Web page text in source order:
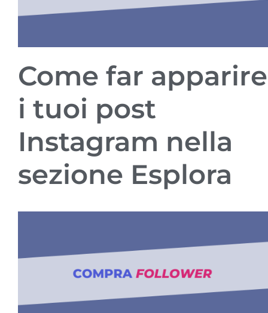
Come far apparire
i tuoi post
Instagram nella
sezione Esplora